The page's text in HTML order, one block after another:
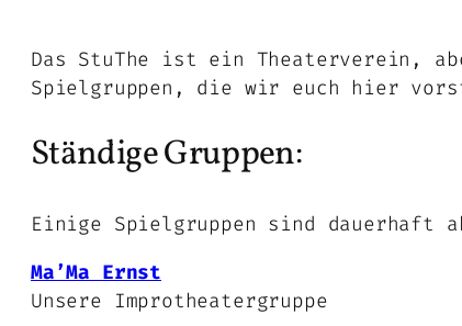
Das StuThe ist ein Theaterverein,
Spielgruppen, die wir euch hier
Ständige Gruppen:
Einige Spielgruppen sind
Ma’Ma Ernst
Unsere Improtheatergruppe